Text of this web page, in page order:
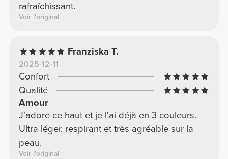
rafraîchissant.
Voir l'original
Franziska T.
2025-12-11
Confort
Qualité
Amour
J'adore ce haut et je l'ai déjà en 3 couleurs.
Ultra léger, respirant et très agréable sur la
peau.
Voir l'original